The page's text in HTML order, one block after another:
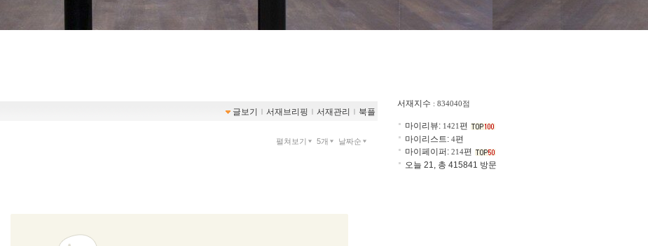
글보기 ｌ 서재브리핑 ｌ 서재관리 ｌ 북플
펼쳐보기 5개 날짜순
서재지수 : 834040점
마이리뷰: 1421편
마이리스트: 4편
마이페이퍼: 214편
오늘 21, 총 415841 방문